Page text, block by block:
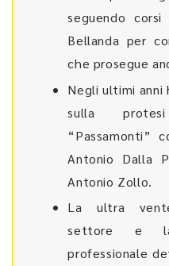
seguendo
Bellanda per
che prosegue
Negli ultimi anni
sulla
“Passamonti”
Antonio Dalla
Antonio Zollo.
La ultra
settore e
professionale